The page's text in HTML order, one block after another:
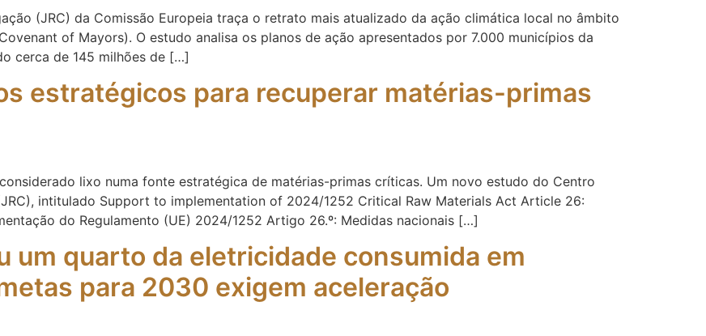
(JRC) da Comissão Europeia traça o retrato mais atualizado da ação climática local no âmbito
of Mayors). O estudo analisa os planos de ação apresentados por 7.000 municípios da
cerca de 145 milhões de […]
estratégicos para recuperar matérias-primas
lixo numa fonte estratégica de matérias-primas críticas. Um novo estudo do Centro
intitulado Support to implementation of 2024/1252 Critical Raw Materials Act Article 26:
do Regulamento (UE) 2024/1252 Artigo 26.º: Medidas nacionais […]
um quarto da eletricidade consumida em
para 2030 exigem aceleração